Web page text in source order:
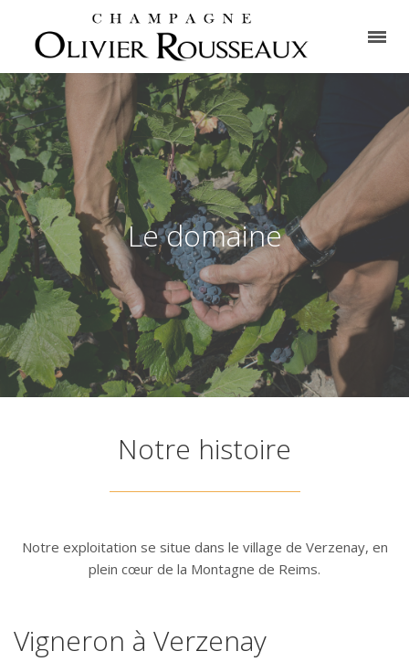
Le domaine
Notre histoire
Notre exploitation se situe dans le village de Verzenay, en
plein cœur de la Montagne de Reims.
Vigneron à Verzenay